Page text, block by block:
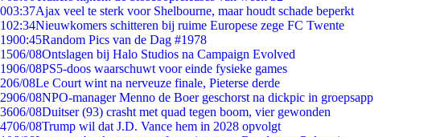
003:37Ajax veel te sterk voor Shelbourne, maar houdt schade beperkt
102:34Nieuwkomers schitteren bij ruime Europese zege FC Twente
1900:45Random Pics van de Dag #1978
1506/08Ontslagen bij Halo Studios na Campaign Evolved
1906/08PS5-doos waarschuwt voor einde fysieke games
206/08Le Court wint na nerveuze finale, Pieterse derde
2906/08NPO-manager Menno de Boer geschorst na dickpic in groepsapp
3606/08Duitser (93) crasht met quad tegen boom, vier gewonden
4706/08Trump wil dat J.D. Vance hem in 2028 opvolgt